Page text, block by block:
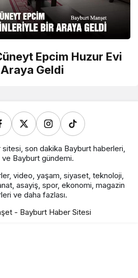
Epcim Huzur Evi
Geldi
son dakika Bayburt haberleri,
ve Bayburt gündemi.
video, yaşam, siyaset, teknoloji,
asayiş, spor, ekonomi, magazin
ve daha fazlası.
- Bayburt Haber Sitesi